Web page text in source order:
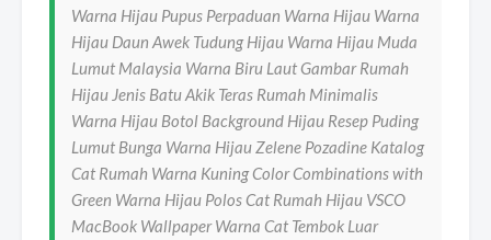
Warna Hijau Pupus Perpaduan Warna Hijau Warna
Hijau Daun Awek Tudung Hijau Warna Hijau Muda
Lumut Malaysia Warna Biru Laut Gambar Rumah
Hijau Jenis Batu Akik Teras Rumah Minimalis
Warna Hijau Botol Background Hijau Resep Puding
Lumut Bunga Warna Hijau Zelene Pozadine Katalog
Cat Rumah Warna Kuning Color Combinations with
Green Warna Hijau Polos Cat Rumah Hijau VSCO
MacBook Wallpaper Warna Cat Tembok Luar